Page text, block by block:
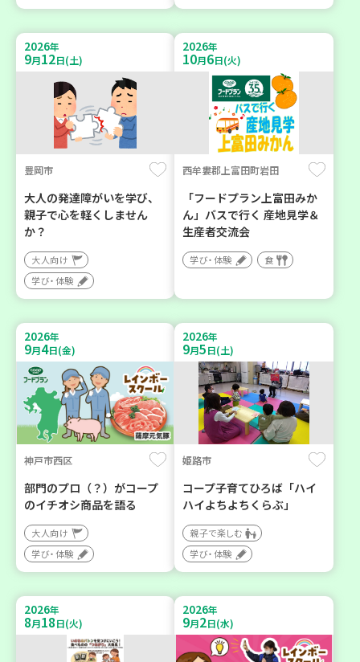
2026年
9月12日(土)
豊岡市
大人の発達障がいを学び、
親子で心を軽くしません
か？
大人向け
学び・体験
2026年
10月6日(火)
西牟婁郡上富田町岩田
「フードプラン上富田みか
ん」バスで行く 産地見学＆
生産者交流会
学び・体験 食
2026年
9月4日(金)
神戸市西区
部門のプロ（？）がコープ
のイチオシ商品を語る
大人向け
学び・体験
2026年
9月5日(土)
姫路市
コープ子育てひろば「ハイ
ハイよちよちくらぶ」
親子で楽しむ
学び・体験
2026年
8月18日(火)
2026年
9月2日(水)